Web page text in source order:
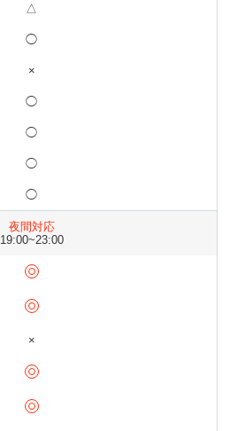
△
◯
×
◯
◯
◯
◯
夜間対応
19:00~23:00
×